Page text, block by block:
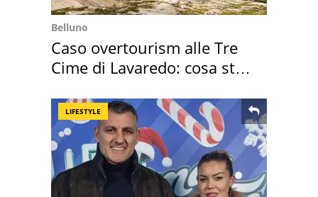
Belluno
Caso overtourism alle Tre
Cime di Lavaredo: cosa sta
LIFESTYLE